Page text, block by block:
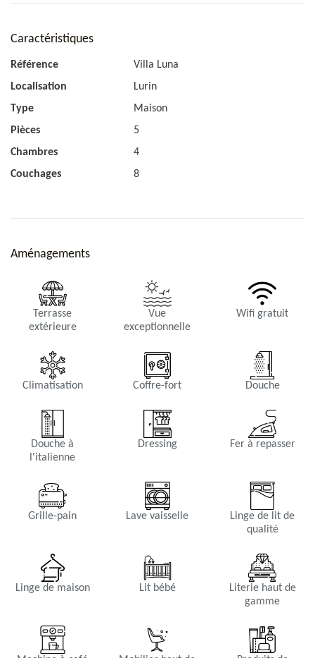
Caractéristiques
Référence
Villa Luna
Localisation
Lurin
Type
Maison
Pièces
5
Chambres
4
Couchages
8
Aménagements
Terrasse
extérieure
Vue
exceptionnelle
Wifi gratuit
Climatisation Coffre-fort Douche
Douche à
l'italienne
Dressing Fer à repasser
Grille-pain Lave vaisselle
Linge de lit de
qualité
Linge de maison Lit bébé
Literie haut de
gamme